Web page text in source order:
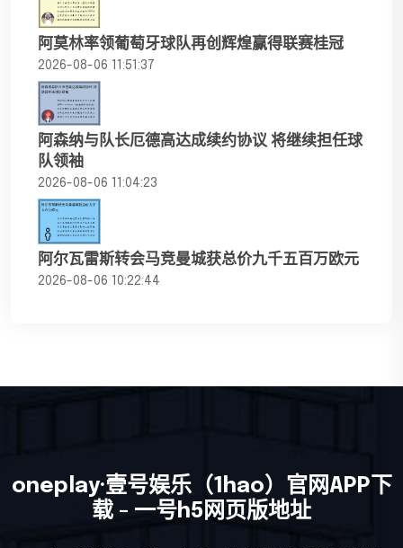
阿莫林率领葡萄牙球队再创辉煌赢得联赛桂冠
2026-08-06 11:51:37
阿森纳与队长厄德高达成续约协议 将继续担任球
队领袖
2026-08-06 11:04:23
阿尔瓦雷斯转会马竞曼城获总价九千五百万欧元
2026-08-06 10:22:44
oneplay·壹号娱乐（1hao）官网APP下
载 - 一号h5网页版地址